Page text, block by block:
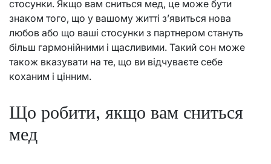
стосунки. Якщо вам сниться мед, це може бути
знаком того, що у вашому житті з’явиться нова
любов або що ваші стосунки з партнером стануть
більш гармонійними і щасливими. Такий сон може
також вказувати на те, що ви відчуваєте себе
коханим і цінним.
Що робити, якщо вам сниться
мед